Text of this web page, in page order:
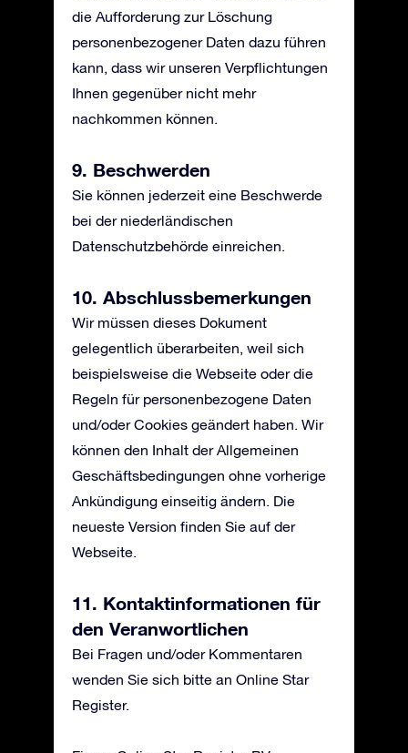
die Aufforderung zur Löschung
personenbezogener Daten dazu führen
kann, dass wir unseren Verpflichtungen
Ihnen gegenüber nicht mehr
nachkommen können.
9. Beschwerden
Sie können jederzeit eine Beschwerde
bei der niederländischen
Datenschutzbehörde einreichen.
10. Abschlussbemerkungen
Wir müssen dieses Dokument
gelegentlich überarbeiten, weil sich
beispielsweise die Webseite oder die
Regeln für personenbezogene Daten
und/oder Cookies geändert haben. Wir
können den Inhalt der Allgemeinen
Geschäftsbedingungen ohne vorherige
Ankündigung einseitig ändern. Die
neueste Version finden Sie auf der
Webseite.
11. Kontaktinformationen für
den Veranwortlichen
Bei Fragen und/oder Kommentaren
wenden Sie sich bitte an Online Star
Register.